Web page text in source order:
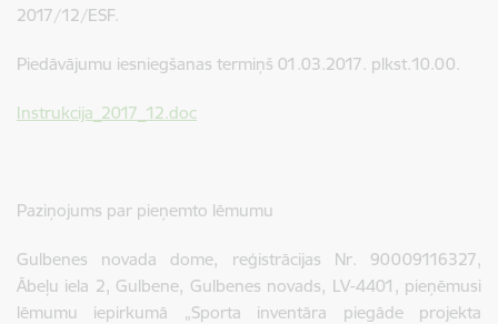
2017/12/ESF.
Piedāvājumu iesniegšanas termiņš 01.03.2017. plkst.10.00.
Instrukcija_2017_12.doc
Paziņojums par pieņemto lēmumu
Gulbenes novada dome, reģistrācijas Nr. 90009116327,
Ābeļu iela 2, Gulbene, Gulbenes novads, LV-4401, pieņēmusi
lēmumu iepirkumā „Sporta inventāra piegāde projekta